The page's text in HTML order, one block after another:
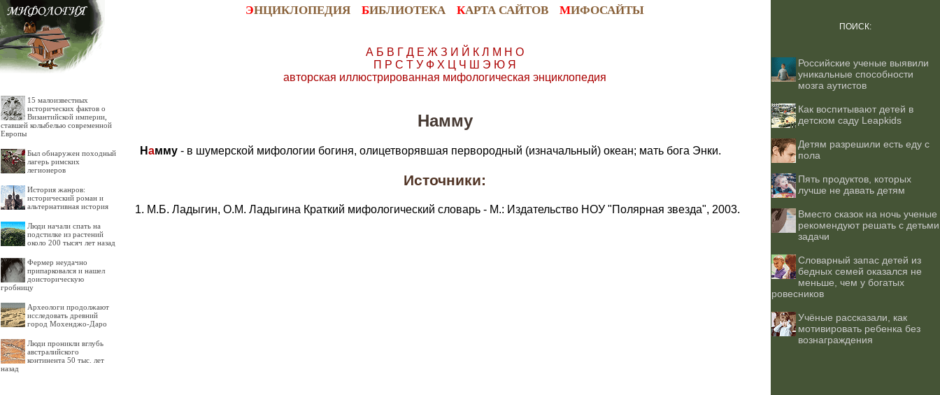
ЭНЦИКЛОПЕДИЯ БИБЛИОТЕКА КАРТА САЙТОВ МИФОСАЙТЫ
15 малоизвестных
исторических фактов о
Византийской империи,
ставшей колыбелью современной
Европы
Был обнаружен походный
лагерь римских
легионеров
История жанров:
исторический роман и
альтернативная история
Люди начали спать на
подстилке из растений
около 200 тысяч лет назад
Фермер неудачно
припарковался и нашел
доисторическую
гробницу
Археологи продолжают
исследовать древний
город Мохенджо-Даро
Люди проникли вглубь
австралийского
континента 50 тыс. лет
назад
А Б В Г Д Е Ж З И Й К Л М Н О
П Р С Т У Ф Х Ц Ч Ш Э Ю Я
авторская иллюстрированная мифологическая энциклопедия
Намму
Намму - в шумерской мифологии богиня, олицетворявшая первородный (изначальный) океан; мать бога Энки.
Источники:
М.Б. Ладыгин, О.М. Ладыгина Краткий мифологический словарь - М.: Издательство НОУ "Полярная звезда", 2003.
ПОИСК:
Российские ученые выявили
уникальные способности
мозга аутистов
Как воспитывают детей в
детском саду Leapkids
Детям разрешили есть еду с
пола
Пять продуктов, которых
лучше не давать детям
Вместо сказок на ночь ученые
рекомендуют решать с детьми
задачи
Словарный запас детей из
бедных семей оказался не
меньше, чем у богатых
ровесников
Учёные рассказали, как
мотивировать ребенка без
вознаграждения